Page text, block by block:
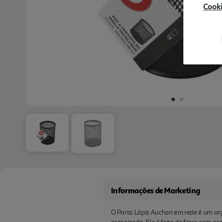
Informações de Marketing
O Porta Lápis Auchan em rede é um